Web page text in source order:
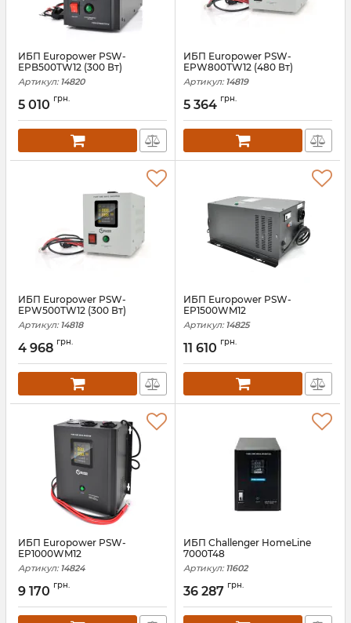
ИБП Europower PSW-
EPB500TW12 (300 Вт)
Артикул: 14820
5 010 грн.
ИБП Europower PSW-
EPW800TW12 (480 Вт)
Артикул: 14819
5 364 грн.
ИБП Europower PSW-
EPW500TW12 (300 Вт)
Артикул: 14818
4 968 грн.
ИБП Europower PSW-
EP1500WM12
Артикул: 14825
11 610 грн.
ИБП Europower PSW-
EP1000WM12
Артикул: 14824
9 170 грн.
ИБП Challenger HomeLine
7000T48
Артикул: 11602
36 287 грн.